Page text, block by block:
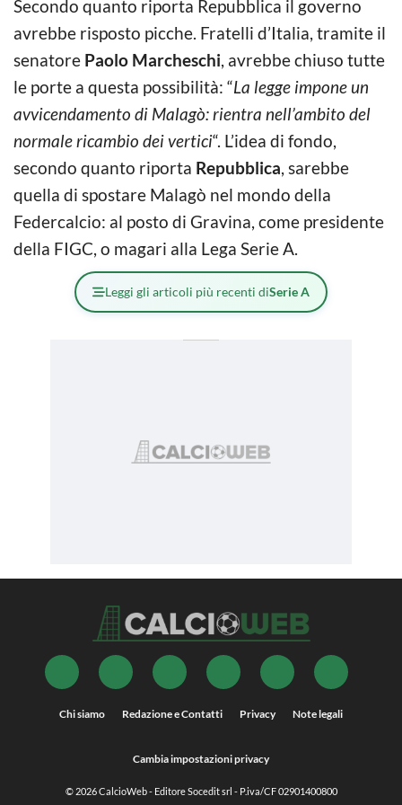
Secondo quanto riporta Repubblica il governo
avrebbe risposto picche. Fratelli d’Italia, tramite il
senatore Paolo Marcheschi, avrebbe chiuso tutte
le porte a questa possibilità: “La legge impone un
avvicendamento di Malagò: rientra nell’ambito del
normale ricambio dei vertici“. L’idea di fondo,
secondo quanto riporta Repubblica, sarebbe
quella di spostare Malagò nel mondo della
Federcalcio: al posto di Gravina, come presidente
della FIGC, o magari alla Lega Serie A.
Leggi gli articoli più recenti diSerie A
Chi siamo Redazione e Contatti Privacy Note legali
Cambia impostazioni privacy
© 2026CalcioWeb- Editore Socedit srl - P.iva/CF 02901400800